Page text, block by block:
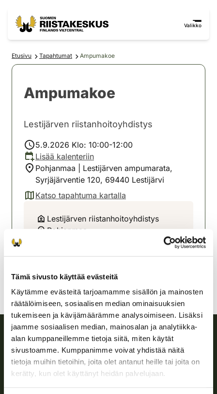
Tämä sivusto käyttää evästeitä
Käytämme evästeitä tarjoamamme sisällön ja mainosten
räätälöimiseen, sosiaalisen median ominaisuuksien
tukemiseen ja kävijämäärämme analysoimiseen. Lisäksi
jaamme sosiaalisen median, mainosalan ja analytiikka-
alan kumppaneillemme tietoja siitä, miten käytät
sivustoamme. Kumppanimme voivat yhdistää näitä
tietoja muihin tietoihin, joita olet antanut heille tai joita on
kerätty, kun olet käyttänyt heidän palvelujaan.
Valikko
Etusivu Tapahtumat Ampumakoe
Ampumakoe
Lestijärven riistanhoitoyhdistys
5.9.2026 Klo: 10:00-12:00
Lisää kalenteriin
Pohjanmaa | Lestijärven ampumarata,
Syrjäjärventie 120, 69440 Lestijärvi
Katso tapahtuma kartalla
(avautuu uuteen välilehteen)
Lestijärven riistanhoitoyhdistys
Pohjanmaa
Suomen riistakeskus
Suomen riistakeskus edistää kestävää riistataloutta, tukee